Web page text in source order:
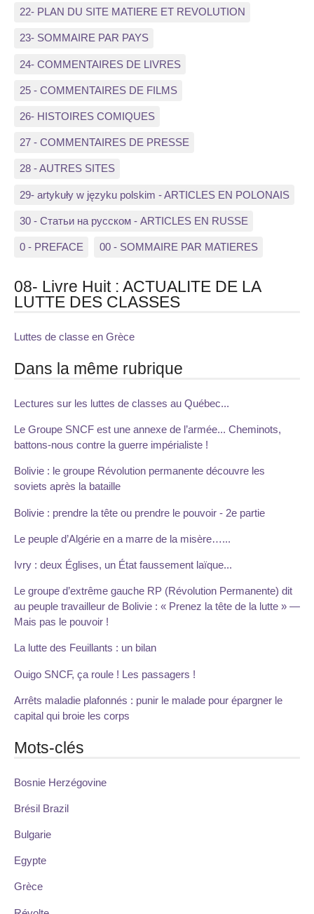
22- PLAN DU SITE MATIERE ET REVOLUTION
23- SOMMAIRE PAR PAYS
24- COMMENTAIRES DE LIVRES
25 - COMMENTAIRES DE FILMS
26- HISTOIRES COMIQUES
27 - COMMENTAIRES DE PRESSE
28 - AUTRES SITES
29- artykuły w języku polskim - ARTICLES EN POLONAIS
30 - Статьи на русском - ARTICLES EN RUSSE
0 - PREFACE 00 - SOMMAIRE PAR MATIERES
08- Livre Huit : ACTUALITE DE LA
LUTTE DES CLASSES
Luttes de classe en Grèce
Dans la même rubrique
Lectures sur les luttes de classes au Québec...
Le Groupe SNCF est une annexe de l’armée... Cheminots,
battons-nous contre la guerre impérialiste !
Bolivie : le groupe Révolution permanente découvre les
soviets après la bataille
Bolivie : prendre la tête ou prendre le pouvoir - 2e partie
Le peuple d’Algérie en a marre de la misère…...
Ivry : deux Églises, un État faussement laïque...
Le groupe d’extrême gauche RP (Révolution Permanente) dit
au peuple travailleur de Bolivie : « Prenez la tête de la lutte » —
Mais pas le pouvoir !
La lutte des Feuillants : un bilan
Ouigo SNCF, ça roule ! Les passagers !
Arrêts maladie plafonnés : punir le malade pour épargner le
capital qui broie les corps
Mots-clés
Bosnie Herzégovine
Brésil Brazil
Bulgarie
Egypte
Grèce